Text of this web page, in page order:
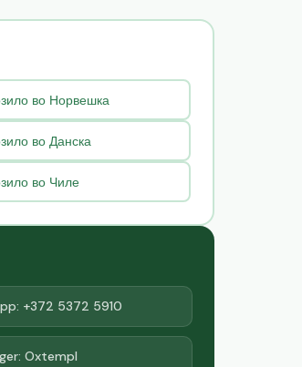
во Норвешка
во Данска
во Чиле
+372 5372 5910
Oxtempl